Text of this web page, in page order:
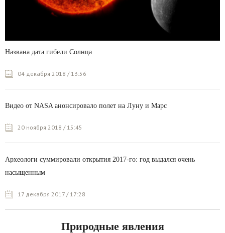
Названа дата гибели Солнца
04 декабря 2018 / 13:56
Видео от NASA анонсировало полет на Луну и Марс
20 ноября 2018 / 15:45
Археологи суммировали открытия 2017-го: год выдался очень
насыщенным
17 декабря 2017 / 17:28
Природные явления